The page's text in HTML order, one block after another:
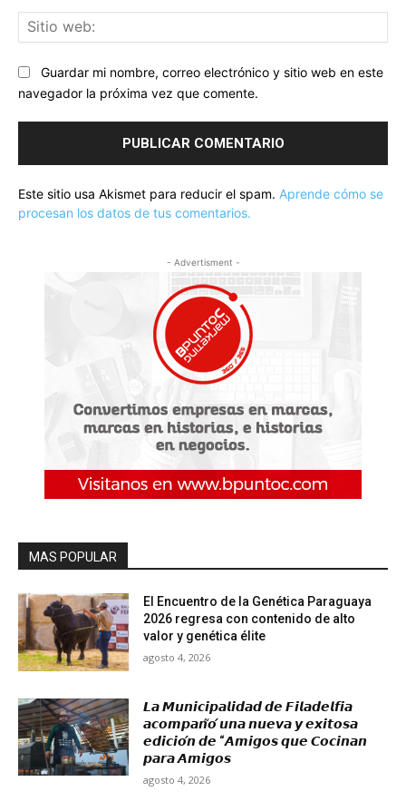
Guardar mi nombre, correo electrónico y sitio web en este
navegador la próxima vez que comente.
Este sitio usa Akismet para reducir el spam. Aprende cómo se
procesan los datos de tus comentarios.
- Advertisment -
MAS POPULAR
El Encuentro de la Genética Paraguaya
2026 regresa con contenido de alto
valor y genética élite
agosto 4, 2026
𝙇𝙖 𝙈𝙪𝙣𝙞𝙘𝙞𝙥𝙖𝙡𝙞𝙙𝙖𝙙 𝙙𝙚 𝙁𝙞𝙡𝙖𝙙𝙚𝙡𝙛𝙞𝙖
𝙖𝙘𝙤𝙢𝙥𝙖𝙣̃𝙤́ 𝙪𝙣𝙖 𝙣𝙪𝙚𝙫𝙖 𝙮 𝙚𝙭𝙞𝙩𝙤𝙨𝙖
𝙚𝙙𝙞𝙘𝙞𝙤́𝙣 𝙙𝙚 “𝘼𝙢𝙞𝙜𝙤𝙨 𝙦𝙪𝙚 𝘾𝙤𝙘𝙞𝙣𝙖𝙣
𝙥𝙖𝙧𝙖 𝘼𝙢𝙞𝙜𝙤𝙨
agosto 4, 2026